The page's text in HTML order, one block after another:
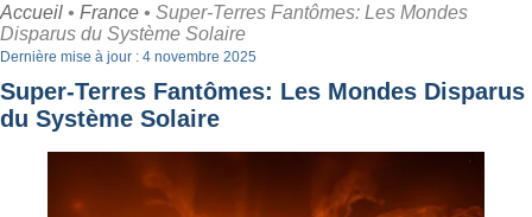
Accueil • France • Super-Terres Fantômes: Les Mondes
Disparus du Système Solaire
Dernière mise à jour : 4 novembre 2025
Super-Terres Fantômes: Les Mondes Disparus
du Système Solaire